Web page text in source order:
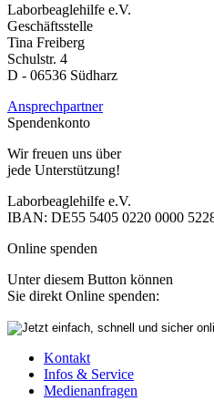
Laborbeaglehilfe e.V.
Geschäftsstelle
Tina Freiberg
Schulstr. 4
D - 06536 Südharz
Ansprechpartner
Spendenkonto
Wir freuen uns über
jede Unterstützung!
Laborbeaglehilfe e.V.
IBAN: DE55 5405 0220 0000
Online spenden
Unter diesem Button können
Sie direkt Online spenden:
Kontakt
Infos & Service
Medienanfragen